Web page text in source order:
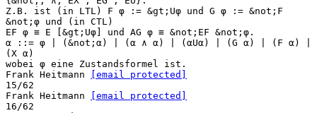
Z.B. ist (in LTL) F φ := &gt;Uφ und G φ := &not;F
&not;φ und (in CTL)
EF φ ≡ E [&gt;Uφ] und AG φ ≡ &not;EF &not;φ.
α ::= φ | (&not;α) | (α ∧ α) | (αUα) | (G α) | (F α) |
(X α)
wobei φ eine Zustandsformel ist.
Frank Heitmann
[email protected]
15/62
Frank Heitmann
[email protected]
16/62